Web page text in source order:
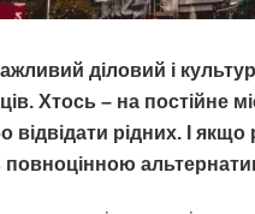
діловий і
Хтось – на постійне
відвідати рідних. І